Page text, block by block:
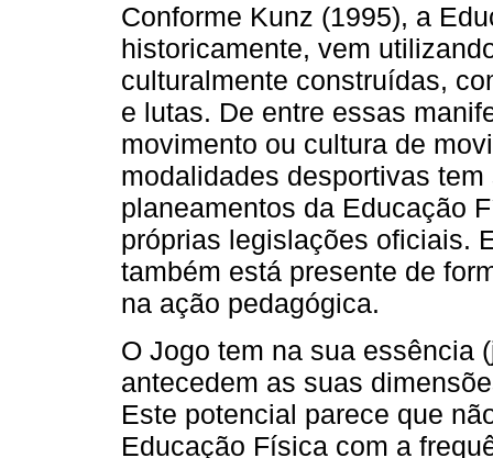
Conforme Kunz (1995), a
historicamente, vem
culturalmente construídas,
e lutas. De entre essas
movimento ou cultura de
modalidades desportivas
planeamentos da Educação
próprias legislações oficiais.
também está presente de
na ação pedagógica.
O Jogo tem na sua essência
antecedem as suas
Este potencial parece que
Educação Física com a